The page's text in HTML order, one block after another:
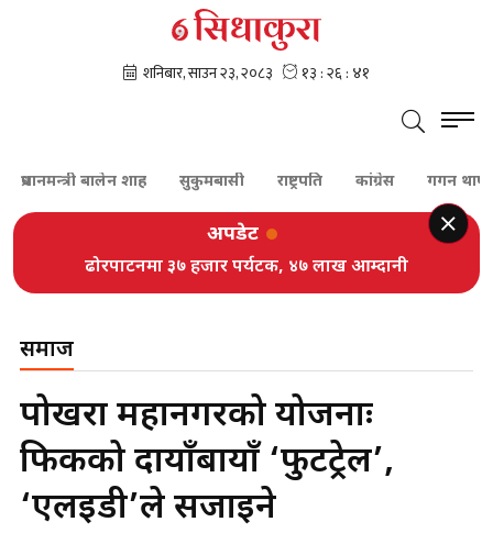
बालेन शाह सुकुमबासी राष्ट्रपति कांग्रेस गगन थापा
अपडेट
ढोरपाटनमा ३७ हजार पर्यटक, ४७ लाख आम्दानी
समाज
पोखरा महानगरको योजनाः
फिर्केको दायाँबायाँ ‘फुटट्रेल’,
‘एलइडी’ले सजाइने